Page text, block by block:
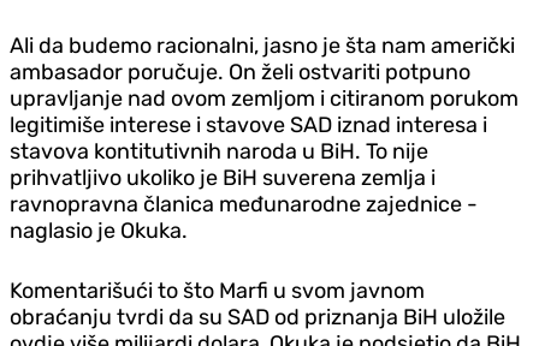
Ali da budemo racionalni, jasno je šta nam američki
ambasador poručuje. On želi ostvariti potpuno
upravljanje nad ovom zemljom i citiranom porukom
legitimiše interese i stavove SAD iznad interesa i
stavova kontitutivnih naroda u BiH. To nije
prihvatljivo ukoliko je BiH suverena zemlja i
ravnopravna članica međunarodne zajednice -
naglasio je Okuka.
Komentarišući to što Marfi u svom javnom
obraćanju tvrdi da su SAD od priznanja BiH uložile